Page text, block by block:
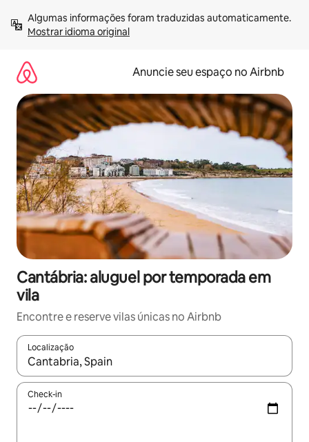
para
Mostrar idioma original
Anuncie seu espaço no Airbnb
Cantábria: aluguel por temporada em
vila
Encontre e reserve vilas únicas no Airbnb
Localização
Quando os resultados estiverem disponíveis, explore-os
Check-in